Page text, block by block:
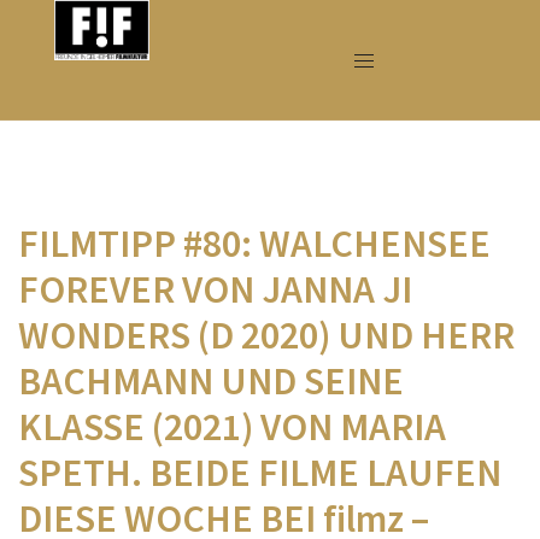
FILMTIPP #80: WALCHENSEE
FOREVER VON JANNA JI
WONDERS (D 2020) UND HERR
BACHMANN UND SEINE
KLASSE (2021) VON MARIA
SPETH. BEIDE FILME LAUFEN
DIESE WOCHE BEI filmz –